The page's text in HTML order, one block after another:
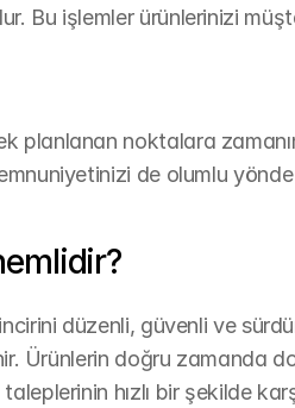
Bu işlemler ürünlerinizi
planlanan noktalara
de olumlu
düzenli, güvenli ve
Ürünlerin doğru zamanda
hızlı bir şekilde